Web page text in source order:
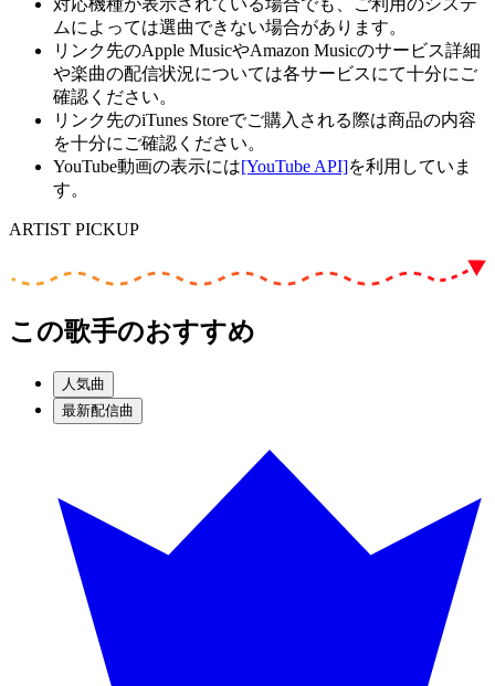
対応機種が表示されている場合でも、ご利用のシステ
ムによっては選曲できない場合があります。
リンク先のApple MusicやAmazon Musicのサービス詳細
や楽曲の配信状況については各サービスにて十分にご
確認ください。
リンク先のiTunes Storeでご購入される際は商品の内容
を十分にご確認ください。
YouTube動画の表示には[YouTube API]を利用していま
す。
ARTIST PICKUP
この歌手のおすすめ
人気曲
最新配信曲